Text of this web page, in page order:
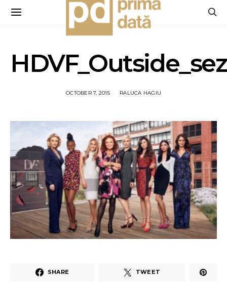
OCTOBER 7, 2015 RALUCA HAGIU
SHARE TWEET